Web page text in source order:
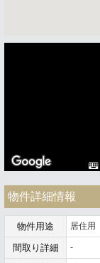
物件詳細情報
物件用途 居住用
間取り詳細 -